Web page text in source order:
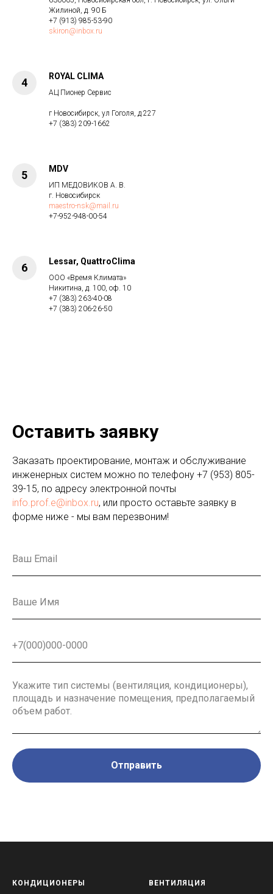
Жилиной, д. 90 Б
+7 (913) 985-53-90
skiron@inbox.ru
ROYAL CLIMA
АЦ Пионер Сервис
г Новосибирск, ул Гоголя, д 227
+7 (383) 209-1662
MDV
ИП МЕДОВИКОВ А. В.
г. Новосибирск
maestro-nsk@mail.ru
+7-952-948-00-54
Lessar, QuattroClima
ООО «Время Климата»
Никитина, д. 100, оф. 10
+7 (383) 263-40-08
+7 (383) 206-26-50
Оставить заявку
Заказать проектирование, монтаж и обслуживание
инженерных систем можно по телефону +7 (953) 805-
39-15, по адресу электронной почты
info.prof.e@inbox.ru, или просто оставьте заявку в
форме ниже - мы вам перезвоним!
Отправить
КОНДИЦИОНЕРЫ ВЕНТИЛЯЦИЯ